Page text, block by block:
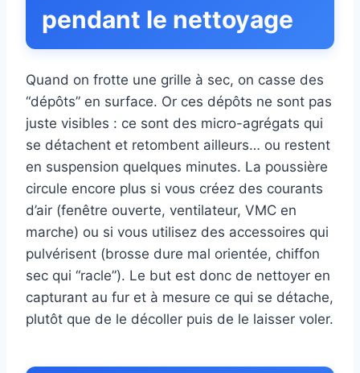
pendant le nettoyage
Quand on frotte une grille à sec, on casse des
“dépôts” en surface. Or ces dépôts ne sont pas
juste visibles : ce sont des micro-agrégats qui
se détachent et retombent ailleurs… ou restent
en suspension quelques minutes. La poussière
circule encore plus si vous créez des courants
d’air (fenêtre ouverte, ventilateur, VMC en
marche) ou si vous utilisez des accessoires qui
pulvérisent (brosse dure mal orientée, chiffon
sec qui “racle”). Le but est donc de nettoyer en
capturant au fur et à mesure ce qui se détache,
plutôt que de le décoller puis de le laisser voler.